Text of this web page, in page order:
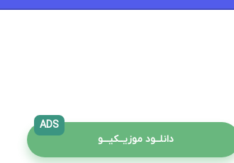
دانلــود موزیــکیـــو
ADS